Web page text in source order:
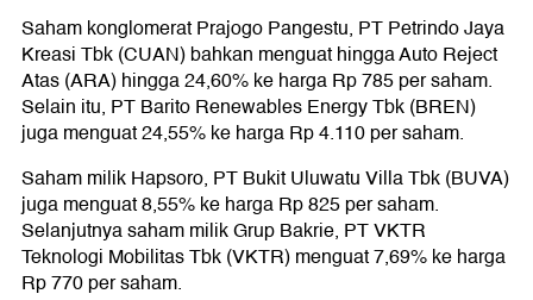
Saham konglomerat Prajogo Pangestu, PT Petrindo Jaya
Kreasi Tbk (CUAN) bahkan menguat hingga Auto Reject
Atas (ARA) hingga 24,60% ke harga Rp 785 per saham.
Selain itu, PT Barito Renewables Energy Tbk (BREN)
juga menguat 24,55% ke harga Rp 4.110 per saham.
Saham milik Hapsoro, PT Bukit Uluwatu Villa Tbk (BUVA)
juga menguat 8,55% ke harga Rp 825 per saham.
Selanjutnya saham milik Grup Bakrie, PT VKTR
Teknologi Mobilitas Tbk (VKTR) menguat 7,69% ke harga
Rp 770 per saham.